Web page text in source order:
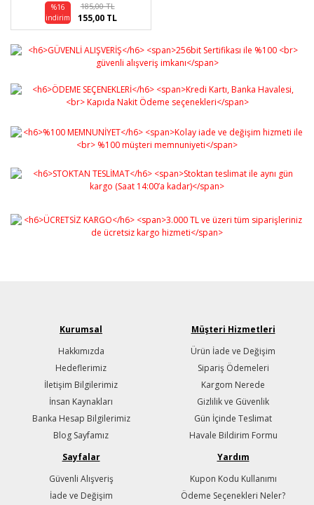
%16
indirim
185,00 TL
155,00 TL
Kurumsal
Hakkımızda
Hedeflerimiz
İletişim Bilgilerimiz
İnsan Kaynakları
Banka Hesap Bilgilerimiz
Blog Sayfamız
Müşteri Hizmetleri
Ürün İade ve Değişim
Sipariş Ödemeleri
Kargom Nerede
Gizlilik ve Güvenlik
Gün İçinde Teslimat
Havale Bildirim Formu
Sayfalar
Güvenli Alışveriş
İade ve Değişim
Yardım
Kupon Kodu Kullanımı
Ödeme Seçenekleri Neler?